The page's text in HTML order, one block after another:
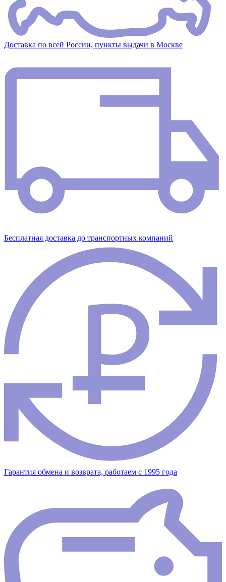
Доставка по всей России, пункты выдачи в Москве
Бесплатная доставка до транспортных компаний
Гарантия обмена и возврата, работаем с 1995 года